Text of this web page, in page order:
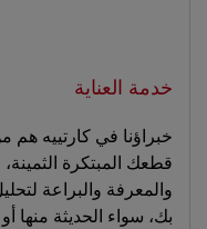
خدمة العناية
خبراؤنا في كارتييه هم
قطعك المبتكرة
والمعرفة والبراعة
بك، سواء الحديثة منها أو